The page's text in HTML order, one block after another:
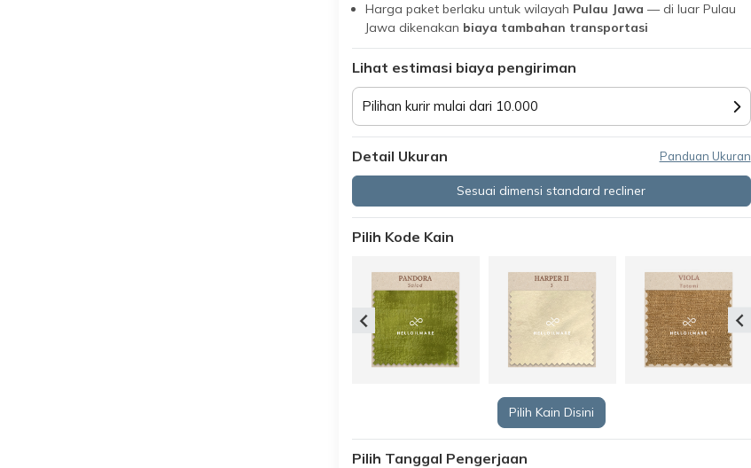
Harga paket berlaku untuk wilayah Pulau Jawa — di luar Pulau
Jawa dikenakan biaya tambahan transportasi
Lihat estimasi biaya pengiriman
Pilihan kurir mulai dari 10.000
Detail Ukuran Panduan Ukuran
Sesuai dimensi standard recliner
Pilih Kode Kain
Pilih Kain Disini
Pilih Tanggal Pengerjaan